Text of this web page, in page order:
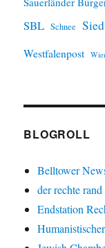
SBL Schnee
Westfalenpost
BLOGROLL
Belltower
der rechte rand
Endstation